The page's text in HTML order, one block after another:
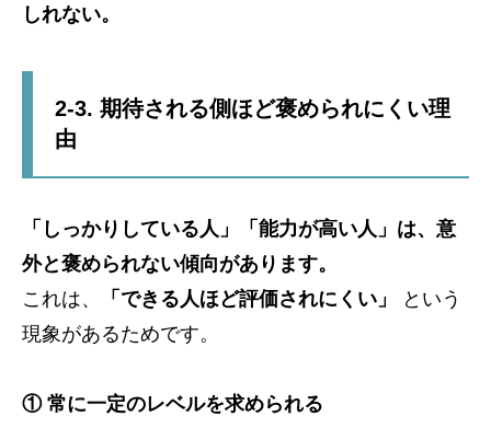
しれない。
2-3. 期待される側ほど褒められにくい理
由
「しっかりしている人」「能力が高い人」は、意
外と褒められない傾向があります。
これは、
「できる人ほど評価されにくい」
という
現象があるためです。
① 常に一定のレベルを求められる